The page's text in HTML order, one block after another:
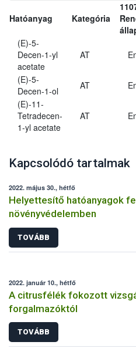
Hatóanyag Kategória
(E)-5-
Decen-1-yl
acetate
AT
(E)-5-
Decen-1-ol
AT
(E)-11-
Tetradecen-
1-yl acetate
AT
Kapcsolódó tartalmak
2022. május 30., hétfő
Helyettesítő hatóanyagok
növényvédelemben
TOVÁBB
2022. január 10., hétfő
A citrusfélék fokozott
forgalmazóktól
TOVÁBB